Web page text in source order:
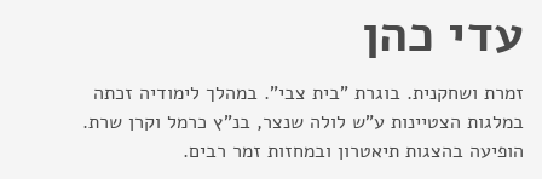
עדי כהן
זמרת ושחקנית. בוגרת "בית צבי". במהלך לימודיה זכתה
במלגות הצטיינות ע"ש לולה שנצר, בנ"ץ כרמל וקרן שרת.
הופיעה בהצגות תיאטרון ובמחזות זמר רבים.